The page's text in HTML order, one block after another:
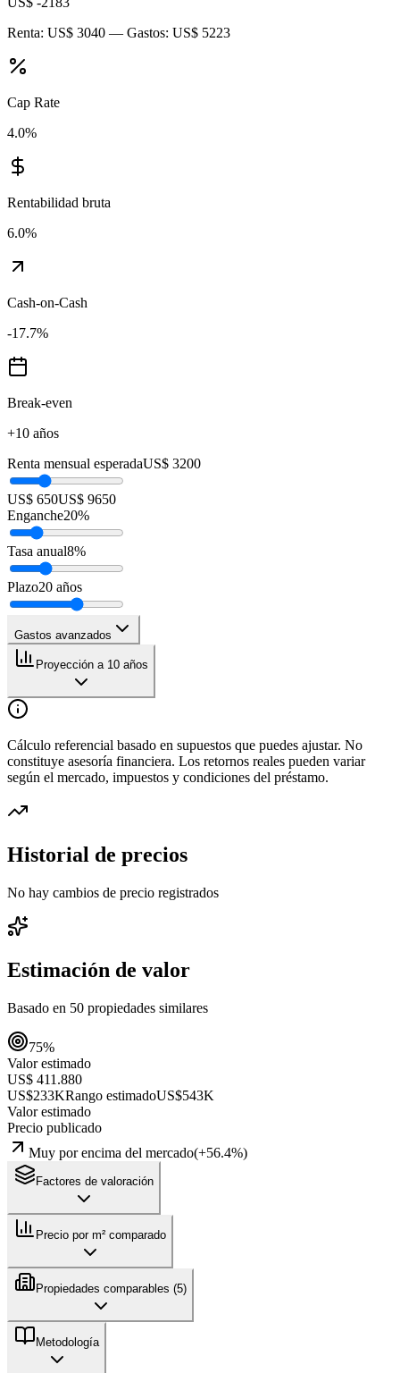
Renta: US$ 3040 — Gastos: US$ 5223
Cap Rate
4.0%
Rentabilidad bruta
6.0%
Cash-on-Cash
-17.7%
Break-even
+10 años
Renta mensual esperadaUS$ 3200
US$ 650US$ 9650
Enganche20%
Tasa anual8%
Plazo20 años
Gastos avanzados
Proyección a 10 años
Cálculo referencial basado en supuestos que puedes ajustar. No
constituye asesoría financiera. Los retornos reales pueden variar
según el mercado, impuestos y condiciones del préstamo.
Historial de precios
No hay cambios de precio registrados
Estimación de valor
Basado en 50 propiedades similares
75%
Valor estimado
US$ 411.880
US$233KRango estimadoUS$543K
Valor estimado
Precio publicado
Muy por encima del mercado(+56.4%)
Factores de valoración
Precio por m² comparado
Propiedades comparables (5)
Metodología